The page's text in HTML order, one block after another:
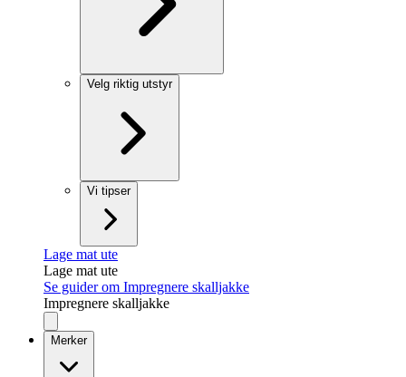
Velg riktig utstyr
Vi tipser
Lage mat ute
Lage mat ute
Se guider om Impregnere skalljakke
Impregnere skalljakke
Merker